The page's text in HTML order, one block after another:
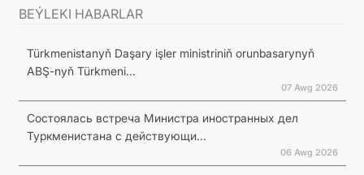
BEÝLEKI HABARLAR
Türkmenistanyň Daşary işler ministriniň orunbasarynyň
ABŞ-nyň Türkmeni...
07 Awg 2026
Состоялась встреча Министра иностранных дел
Туркменистана с действующи...
06 Awg 2026